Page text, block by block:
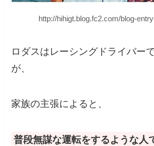
http://hihigt.blog.fc2.com/blog-
ロダスはレーシングドライバー
が、
家族の主張によると、
普段無謀な運転をするような人